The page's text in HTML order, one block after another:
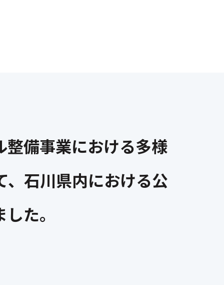
備事業における多様
石川県内における公
た。